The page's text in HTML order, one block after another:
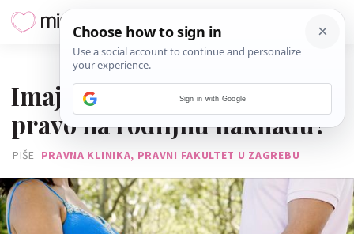
Imaju li svi nezaposleni
pravo na rodiljnu naknadu?
PIŠE PRAVNA KLINIKA, PRAVNI FAKULTET U ZAGREBU
Sign in with Google